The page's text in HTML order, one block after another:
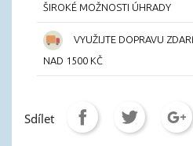
ŠIROKÉ MOŽNOSTI ÚHRADY
VYUŽIJTE DOPRAVU
NAD 1500 KČ
Sdílet